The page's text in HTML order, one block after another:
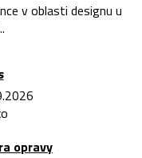
v oblasti designu u
opravy